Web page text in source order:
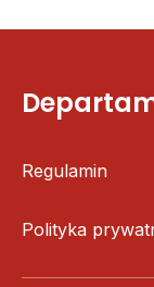
Regulamin
Polityka